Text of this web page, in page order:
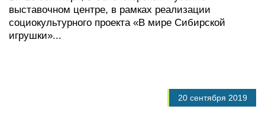
выставочном центре, в рамках реализации
социокультурного проекта «В мире Сибирской
игрушки»...
20 сентября 2019